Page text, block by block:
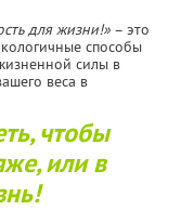
для жизни!» – это
способы
силы в
веса в
чтобы
или в